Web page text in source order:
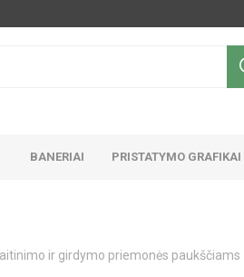
BANERIAI PRISTATYMO GRAFIKAI
ir girdymo priemonės paukščiams